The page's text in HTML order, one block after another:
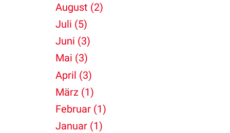
August (2)
Juli (5)
Juni (3)
Mai (3)
April (3)
März (1)
Februar (1)
Januar (1)